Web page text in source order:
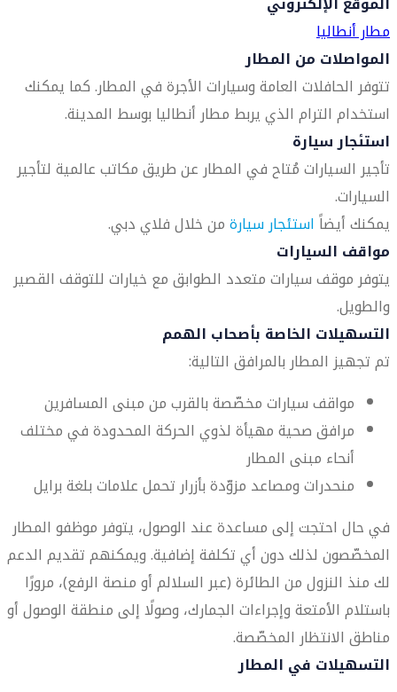
مطار أنطاليا
المواصلات من المطار
تتوفر الحافلات العامة وسيارات الأجرة في المطار. كما يمكنك
استخدام الترام الذي يربط مطار أنطاليا بوسط المدينة.
استئجار سيارة
تأجير السيارات مُتاح في المطار عن طريق مكاتب عالمية لتأجير
السيارات.
يمكنك أيضاًاستئجار سيارةمن خلال فلاي دبي.
مواقف السيارات
يتوفر موقف سيارات متعدد الطوابق مع خيارات للتوقف القصير
والطويل.
التسهيلات الخاصة بأصحاب الهمم
تم تجهيز المطار بالمرافق التالية:
مواقف سيارات مخصّصة بالقرب من مبنى المسافرين
مرافق صحية مهيأة لذوي الحركة المحدودة في مختلف
أنحاء مبنى المطار
منحدرات ومصاعد مزوّدة بأزرار تحمل علامات بلغة برايل
في حال احتجت إلى مساعدة عند الوصول، يتوفر موظفو المطار
المخصّصون لذلك دون أي تكلفة إضافية. ويمكنهم تقديم الدعم
لك منذ النزول من الطائرة (عبر السلالم أو منصة الرفع)، مرورًا
باستلام الأمتعة وإجراءات الجمارك، وصولًا إلى منطقة الوصول أو
مناطق الانتظار المخصّصة.
التسهيلات في المطار